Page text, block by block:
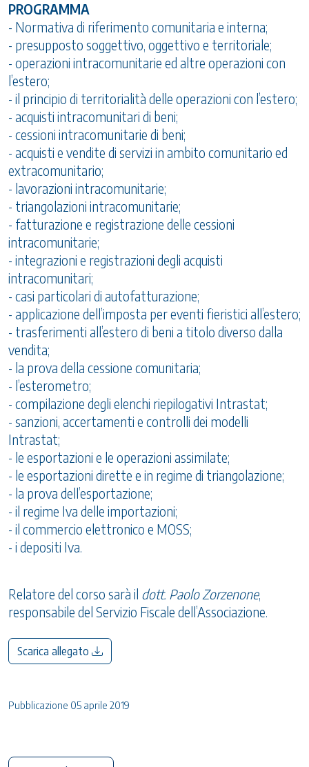
PROGRAMMA
- Normativa di riferimento comunitaria e interna;
- presupposto soggettivo, oggettivo e territoriale;
- operazioni intracomunitarie ed altre operazioni con
l’estero;
- il principio di territorialità delle operazioni con l’estero;
- acquisti intracomunitari di beni;
- cessioni intracomunitarie di beni;
- acquisti e vendite di servizi in ambito comunitario ed
extracomunitario;
- lavorazioni intracomunitarie;
- triangolazioni intracomunitarie;
- fatturazione e registrazione delle cessioni
intracomunitarie;
- integrazioni e registrazioni degli acquisti
intracomunitari;
- casi particolari di autofatturazione;
- applicazione dell’imposta per eventi fieristici all’estero;
- trasferimenti all’estero di beni a titolo diverso dalla
vendita;
- la prova della cessione comunitaria;
- l’esterometro;
- compilazione degli elenchi riepilogativi Intrastat;
- sanzioni, accertamenti e controlli dei modelli
Intrastat;
- le esportazioni e le operazioni assimilate;
- le esportazioni dirette e in regime di triangolazione;
- la prova dell’esportazione;
- il regime Iva delle importazioni;
- il commercio elettronico e MOSS;
- i depositi Iva.
Relatore del corso sarà il dott. Paolo Zorzenone,
responsabile del Servizio Fiscale dell’Associazione.
Scarica allegato
Pubblicazione 05 aprile 2019